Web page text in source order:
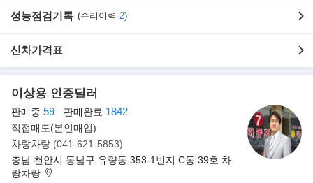
- 차량색상: 흰색투톤(전체도색)
- 사고유무: 단순수리(부분판금)
- 주행거리: 8만km(현대AS에서 정비 & 종합검사 후 출고 서비스!)
- 판 매 가: 5,580만원 (차량+개소세+개조비+부가세 포함)
▶옵션내역
》차량
-상시 후방카메라
-리무진 시트 커버
▶캠핑 외부 사양
성능점검기록 (수리이력 2)
신차가격표
이상용 인증딜러
판매중 59 판매완료 1842
직접매도(본인매입)
차랑차랑 (041-621-5853)
충남 천안시 동남구 유량동 353-1번지 C동 39호 차
랑차랑